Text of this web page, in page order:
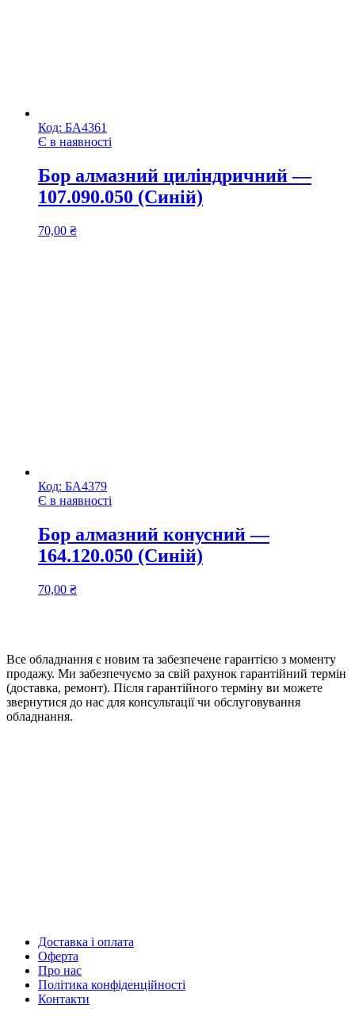
Код: БА4361
Є в наявності
Бор алмазний циліндричний —
107.090.050 (Синій)
70,00 ₴
Код: БА4379
Є в наявності
Бор алмазний конусний —
164.120.050 (Синій)
70,00 ₴
Все обладнання є новим та забезпечене гарантією з моменту
продажу. Ми забезпечуємо за свій рахунок гарантійний термін
(доставка, ремонт). Після гарантійного терміну ви можете
звернутися до нас для консультації чи обслуговування
обладнання.
Доставка і оплата
Оферта
Про нас
Політика конфіденційності
Контакти